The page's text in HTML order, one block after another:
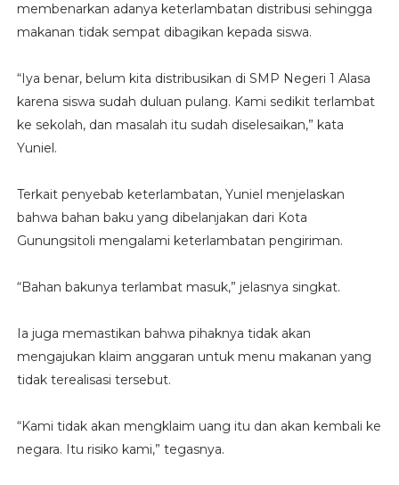
membenarkan adanya keterlambatan distribusi sehingga
makanan tidak sempat dibagikan kepada siswa.
“Iya benar, belum kita distribusikan di SMP Negeri 1 Alasa
karena siswa sudah duluan pulang. Kami sedikit terlambat
ke sekolah, dan masalah itu sudah diselesaikan,” kata
Yuniel.
Terkait penyebab keterlambatan, Yuniel menjelaskan
bahwa bahan baku yang dibelanjakan dari Kota
Gunungsitoli mengalami keterlambatan pengiriman.
“Bahan bakunya terlambat masuk,” jelasnya singkat.
Ia juga memastikan bahwa pihaknya tidak akan
mengajukan klaim anggaran untuk menu makanan yang
tidak terealisasi tersebut.
“Kami tidak akan mengklaim uang itu dan akan kembali ke
negara. Itu risiko kami,” tegasnya.